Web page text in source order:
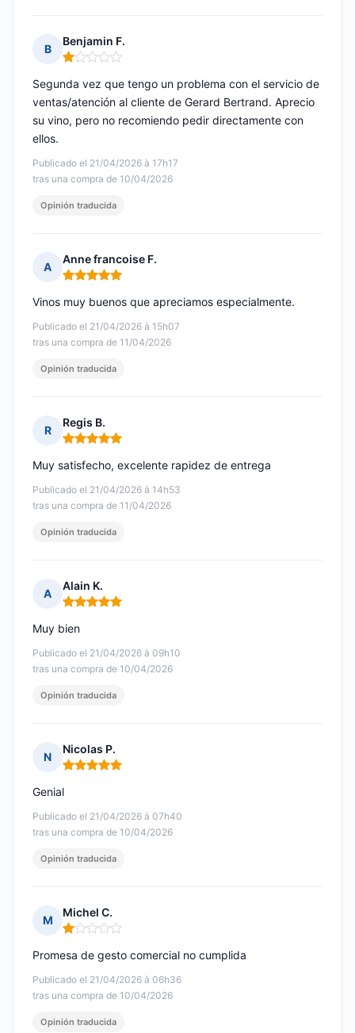
B
Benjamin F.
Nota: 1 de 5
Publicado el 21/04/2026 à 17h17
tras una compra de 10/04/2026
Segunda vez que tengo un problema con el servicio de
ventas/atención al cliente de Gerard Bertrand. Aprecio
su vino, pero no recomiendo pedir directamente con
ellos.
Opinión traducida
A
Anne francoise F.
Nota: 5 de 5
Publicado el 21/04/2026 à 15h07
tras una compra de 11/04/2026
Vinos muy buenos que apreciamos especialmente.
Opinión traducida
R
Regis B.
Nota: 5 de 5
Publicado el 21/04/2026 à 14h53
tras una compra de 11/04/2026
Muy satisfecho, excelente rapidez de entrega
Opinión traducida
A
Alain K.
Nota: 5 de 5
Publicado el 21/04/2026 à 09h10
tras una compra de 10/04/2026
Muy bien
Opinión traducida
N
Nicolas P.
Nota: 5 de 5
Publicado el 21/04/2026 à 07h40
tras una compra de 10/04/2026
Genial
Opinión traducida
M
Michel C.
Nota: 1 de 5
Publicado el 21/04/2026 à 06h36
tras una compra de 10/04/2026
Promesa de gesto comercial no cumplida
Opinión traducida